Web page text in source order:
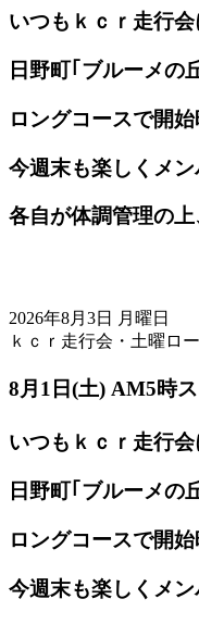
いつもｋｃｒ走行会
日野町｢ブルーメの
ロングコースで開
今週末も楽しくメン
各自が体調管理の上
2026年8月3日 月曜日
ｋｃｒ走行会・土曜ロ
8月1日(土) AM5時
いつもｋｃｒ走行会
日野町｢ブルーメの
ロングコースで開
今週末も楽しくメン